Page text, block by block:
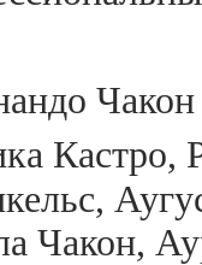
Чакон
Кастро,
Чакон,